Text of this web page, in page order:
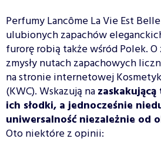
Perfumy Lancôme La Vie Est
ulubionych zapachów
furorę robią także wśród Polek.
zmysły nutach zapachowych
na stronie internetowej
(KWC). Wskazują na
ich słodki, a jednocześnie
uniwersalność niezależnie od
Oto niektóre z opinii: